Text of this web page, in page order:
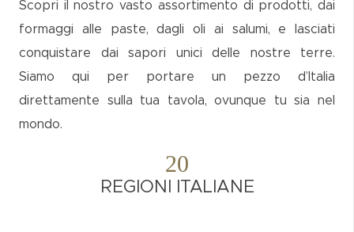
Scopri il nostro vasto assortimento di prodotti, dai
formaggi alle paste, dagli oli ai salumi, e lasciati
conquistare dai sapori unici delle nostre terre.
Siamo qui per portare un pezzo d’Italia
direttamente sulla tua tavola, ovunque tu sia nel
mondo.
20
REGIONI ITALIANE